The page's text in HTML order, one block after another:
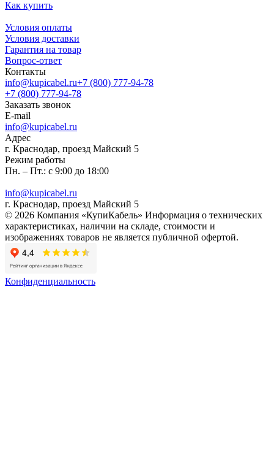
Как купить
Условия оплаты
Условия доставки
Гарантия на товар
Вопрос-ответ
Контакты
info@kupicabel.ru+7 (800) 777-94-78
+7 (800) 777-94-78
Заказать звонок
E-mail
info@kupicabel.ru
Адрес
г. Краснодар, проезд Майский 5
Режим работы
Пн. – Пт.: с 9:00 до 18:00
info@kupicabel.ru
г. Краснодар, проезд Майский 5
© 2026 Компания «КупиКабель» Информация о технических
характеристиках, наличии на складе, стоимости и
изображениях товаров не является публичной офертой.
Конфиденциальность